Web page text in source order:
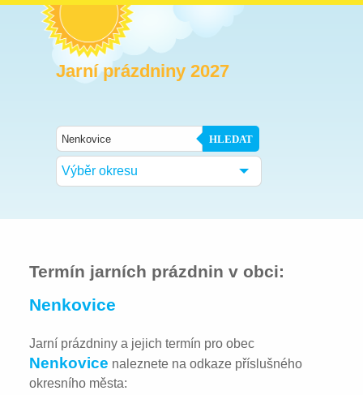
Jarní prázdniny 2027
HLEDAT
Výběr okresu
Termín jarních prázdnin v obci:
Nenkovice
Jarní prázdniny a jejich termín pro obec
Nenkovice naleznete na odkaze příslušného
okresního města: